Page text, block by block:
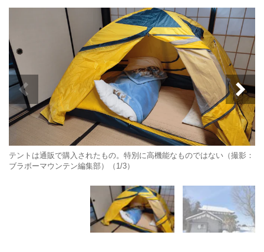
テントは通販で購入されたもの。特別に高機能なものではない（撮影：
ブラボーマウンテン編集部）（1/3）